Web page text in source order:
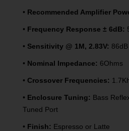
• Recommended Amplifier
• Frequency Response ± 6dB:
• Sensitivity @ 1M, 2.83V: 86dB
• Nominal Impedance: 6Ohms
• Crossover Frequencies:
• Enclosure Tuning: Bass
Tuned Port
• Finish: Espresso or Latte